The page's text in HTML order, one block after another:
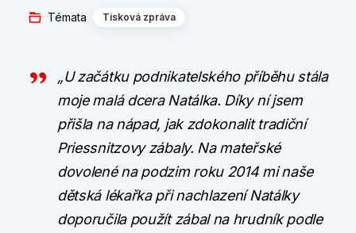
Témata Tisková zpráva
„U začátku podnikatelského příběhu stála
moje malá dcera Natálka. Díky ní jsem
přišla na nápad, jak zdokonalit tradiční
Priessnitzovy zábaly. Na mateřské
dovolené na podzim roku 2014 mi naše
dětská lékařka při nachlazení Natálky
doporučila použít zábal na hrudník podle